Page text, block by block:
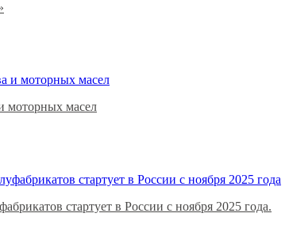
моторных масел
стартует в России с ноября 2025 года.